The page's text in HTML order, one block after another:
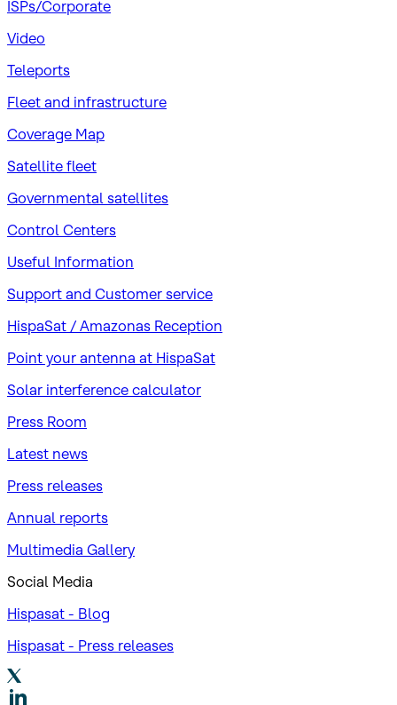
ISPs/Corporate
Video
Teleports
Fleet and infrastructure
Coverage Map
Satellite fleet
Governmental satellites
Control Centers
Useful Information
Support and Customer service
HispaSat / Amazonas Reception
Point your antenna at HispaSat
Solar interference calculator
Press Room
Latest news
Press releases
Annual reports
Multimedia Gallery
Social Media
Hispasat - Blog
Hispasat - Press releases